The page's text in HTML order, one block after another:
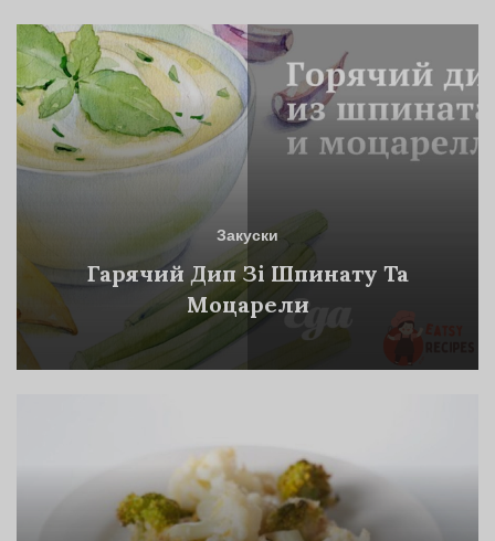
Закуски
Гарячий Дип Зі Шпинату Та
Моцарели